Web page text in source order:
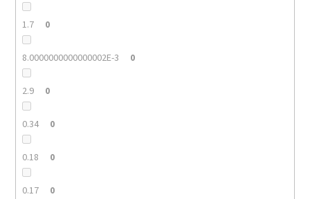
1.7 0
8.0000000000000002E-3 0
2.9 0
0.34 0
0.18 0
0.17 0